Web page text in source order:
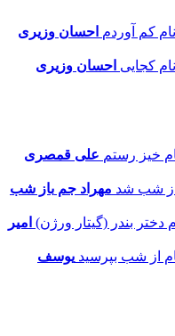
احسان وزیری
احسان وزیری
علی قمصری
مهراد جم باز شب
امیر
یوسف